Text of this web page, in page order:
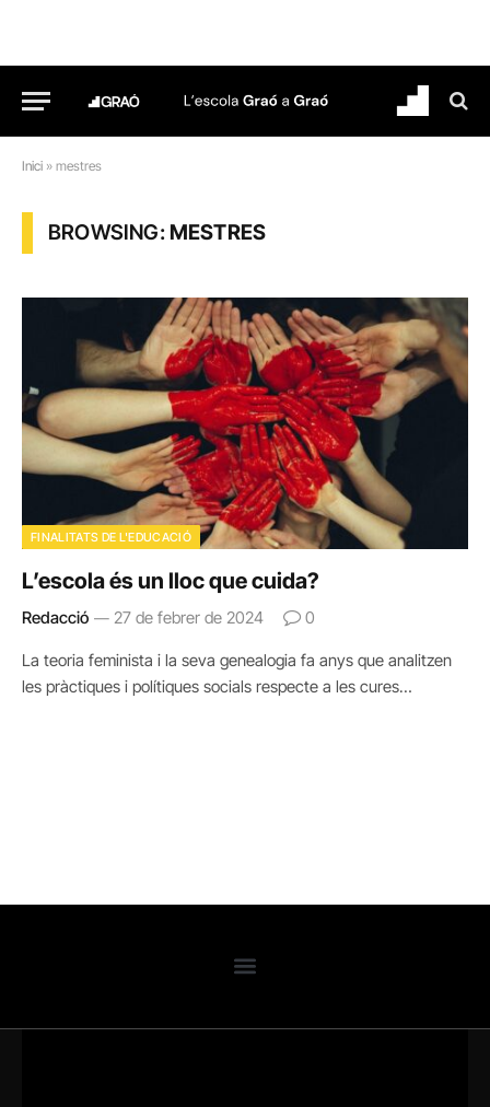
Inici » mestres
BROWSING:MESTRES
FINALITATS DE L'EDUCACIÓ
L’escola és un lloc que cuida?
Redacció 27 de febrer de 2024 0
La teoria feminista i la seva genealogia fa anys que analitzen
les pràctiques i polítiques socials respecte a les cures…